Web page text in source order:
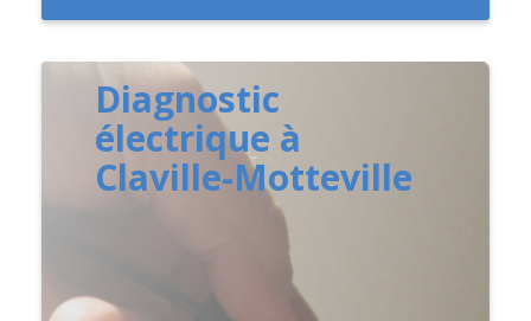
Diagnostic
électrique à
Claville-Motteville